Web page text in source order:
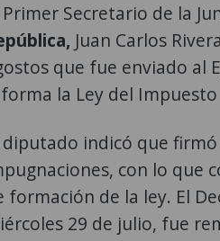
Primer Secretario de la
Juan Carlos
que fue enviado al
la Ley del
diputado indicó que
con lo que
formación de la ley. El
29 de julio, fue